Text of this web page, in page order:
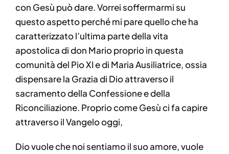
con Gesù può dare. Vorrei soffermarmi su
questo aspetto perché mi pare quello che ha
caratterizzato l’ultima parte della vita
apostolica di don Mario proprio in questa
comunità del Pio XI e di Maria Ausiliatrice, ossia
dispensare la Grazia di Dio attraverso il
sacramento della Confessione e della
Riconciliazione. Proprio come Gesù ci fa capire
attraverso il Vangelo oggi,
Dio vuole che noi sentiamo il suo amore, vuole